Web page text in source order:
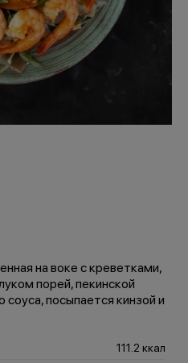
на воке с креветками,
порей, пекинской
соуса, посыпается кинзой и
111.2 ккал